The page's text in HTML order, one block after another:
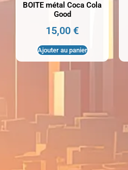
BOITE métal Coca Cola
Good
15,00€
Ajouter au panier